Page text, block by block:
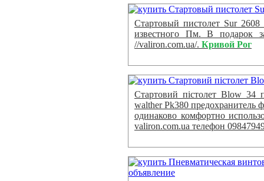
Стартовый пистолет Sur
известного Пм. В подарок
//valiron.com.ua/. Кривой Рог
Стартовий пістолет Blow 34
walther Pk380 предохранитель
одинаково комфортно
valiron.com.ua телефон